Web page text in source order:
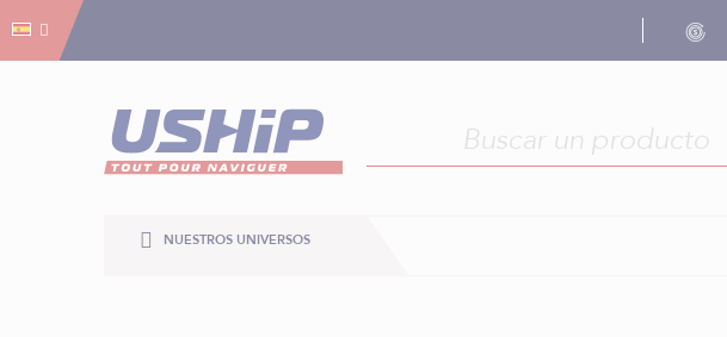
NUESTROS UNIVERSOS
Gestión de cookies
Gestión de cookies